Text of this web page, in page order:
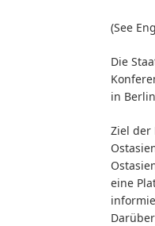
(See
Die
in
Ziel der
eine